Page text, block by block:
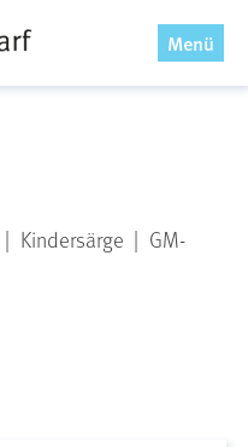
Menü
x
| Kindersärge | GM-